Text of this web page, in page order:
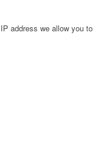
address we allow you